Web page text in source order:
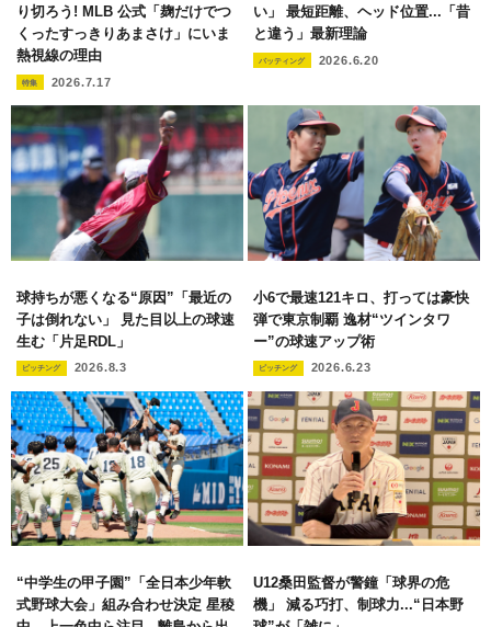
り切ろう! MLB 公式「麹だけでつ
くったすっきりあまさけ」にいま
熱視線の理由
特集 2026.7.17
い」 最短距離、ヘッド位置...「昔
と違う」最新理論
バッティング 2026.6.20
球持ちが悪くなる“原因”「最近の
子は倒れない」 見た目以上の球速
生む「片足RDL」
ピッチング 2026.8.3
小6で最速121キロ、打っては豪快
弾で東京制覇 逸材“ツインタワ
ー”の球速アップ術
ピッチング 2026.6.23
“中学生の甲子園”「全日本少年軟
式野球大会」組み合わせ決定 星稜
U12桑田監督が警鐘「球界の危
機」 減る巧打、制球力...“日本野